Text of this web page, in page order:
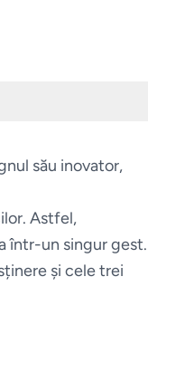
său inovator,
Astfel,
într-un singur gest.
și cele trei